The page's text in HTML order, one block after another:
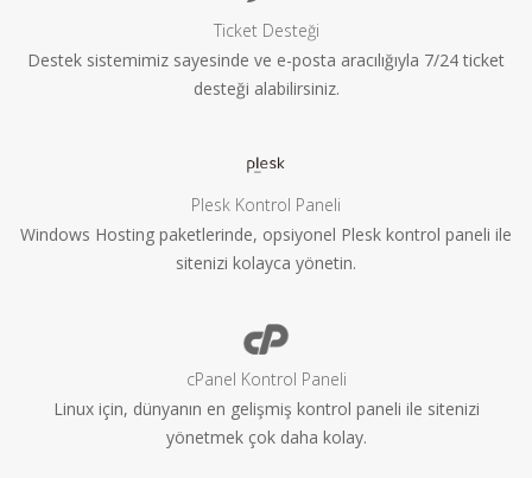
Ticket Desteği
Destek sistemimiz sayesinde ve e-posta aracılığıyla 7/24 ticket
desteği alabilirsiniz.
Plesk Kontrol Paneli
Windows Hosting paketlerinde, opsiyonel Plesk kontrol paneli ile
sitenizi kolayca yönetin.
cPanel Kontrol Paneli
Linux için, dünyanın en gelişmiş kontrol paneli ile sitenizi
yönetmek çok daha kolay.